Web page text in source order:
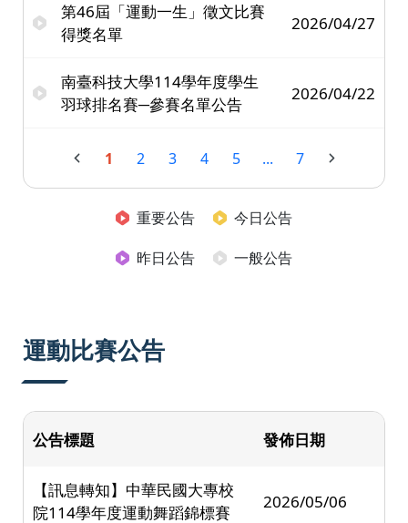
第46屆「運動一生」徵文比賽
得獎名單
2026/04/27
南臺科技大學114學年度學生
羽球排名賽─參賽名單公告
2026/04/22
1 2 3 4 5 ... 7
重要公告
今日公告
昨日公告
一般公告
運動比賽公告
公告標題 發佈日期
【訊息轉知】中華民國大專校
院114學年度運動舞蹈錦標賽
2026/05/06